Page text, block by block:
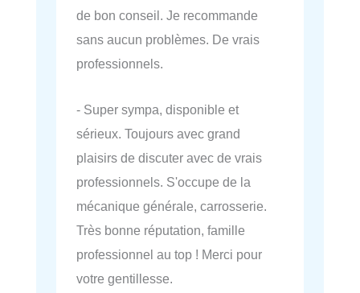
de bon conseil. Je recommande
sans aucun problèmes. De vrais
professionnels.
- Super sympa, disponible et
sérieux. Toujours avec grand
plaisirs de discuter avec de vrais
professionnels. S'occupe de la
mécanique générale, carrosserie.
Très bonne réputation, famille
professionnel au top ! Merci pour
votre gentillesse.